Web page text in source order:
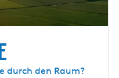
durch den Raum?